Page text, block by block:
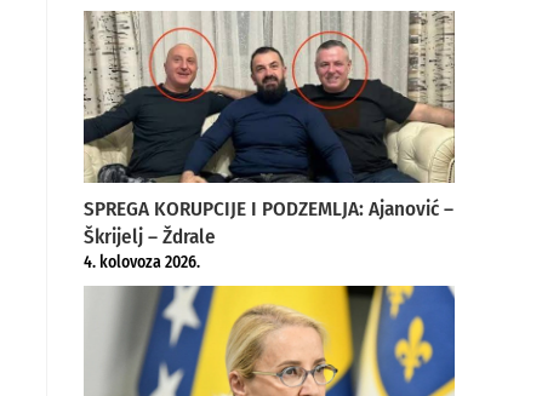
SPREGA KORUPCIJE I PODZEMLJA: Ajanović –
Škrijelj – Ždrale
4. kolovoza 2026.